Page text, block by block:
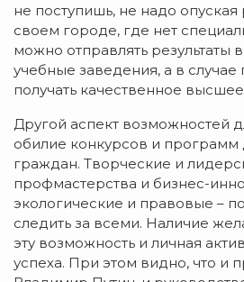
не поступишь, не надо опуская
своем городе, где нет
можно отправлять результаты
учебные заведения, а в
получать качественное
Другой аспект возможностей
обилие конкурсов и
граждан. Творческие и
профмастерства и бизнес-
экологические и правовые –
следить за всеми. Наличие
эту возможность и личная
успеха. При этом видно, что и